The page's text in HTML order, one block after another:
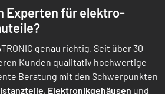
Experten für elektro­
genau richtig. Seit über 30
Kunden qualitativ hochwertige
Beratung mit den Schwer­punkten
, Elektronik­gehäusen und